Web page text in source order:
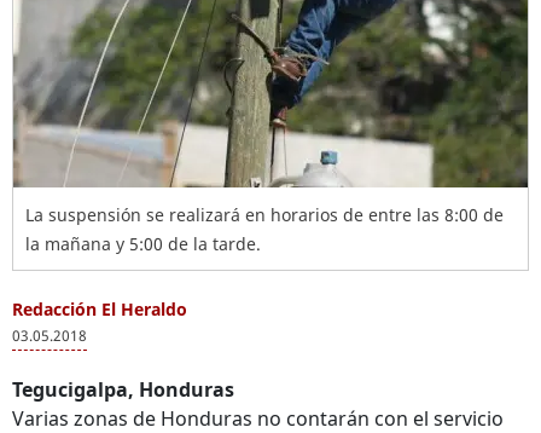
La suspensión se realizará en horarios de entre las 8:00 de
la mañana y 5:00 de la tarde.
Redacción El Heraldo
03.05.2018
Tegucigalpa, Honduras
Varias zonas de Honduras no contarán con el servicio